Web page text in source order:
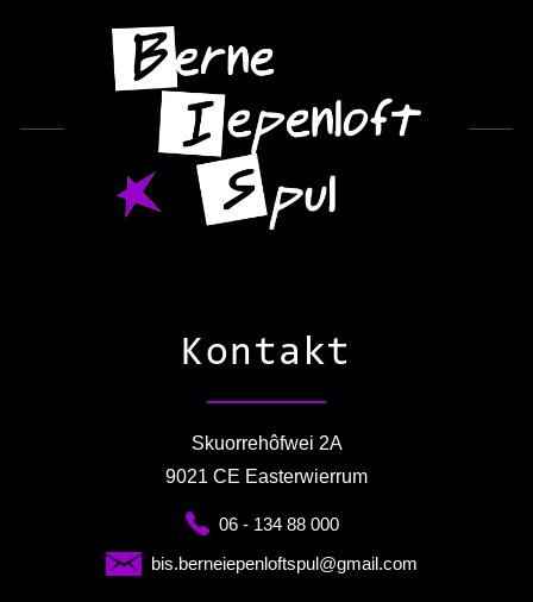
Kontakt
Skuorrehôfwei 2A
9021 CE Easterwierrum
06 - 134 88 000
bis.berneiepenloftspul@gmail.com